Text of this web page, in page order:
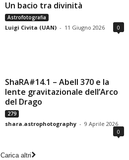
Un bacio tra divinità
Astrofotografia
Luigi Civita (UAN) - 11 Giugno 2026 0
ShaRA#14.1 – Abell 370 e la
lente gravitazionale dell’Arco
del Drago
279
shara.astrophotography - 9 Aprile 2026
0
Carica altri